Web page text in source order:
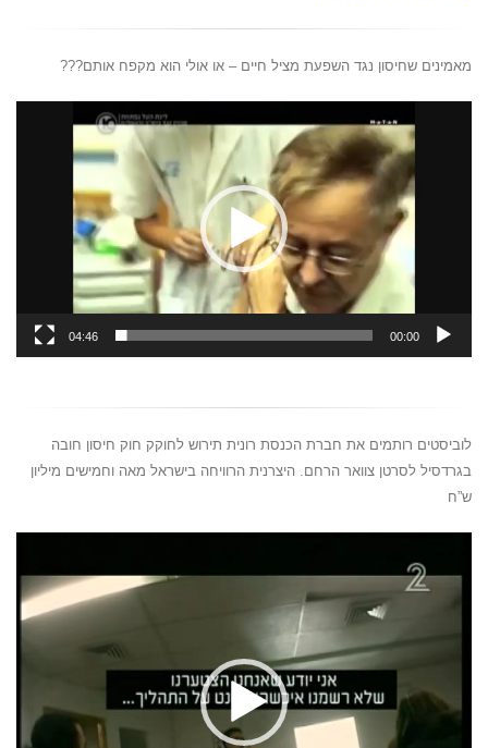
מאמינים שחיסון נגד השפעת מציל חיים – או אולי הוא מקפח אותם???
00:00
04:46
לוביסטים רותמים את חברת הכנסת רונית תירוש לחוקק חוק חיסון חובה
בגרדסיל לסרטן צוואר הרחם. היצרנית הרוויחה בישראל מאה וחמישים מיליון
ש”ח